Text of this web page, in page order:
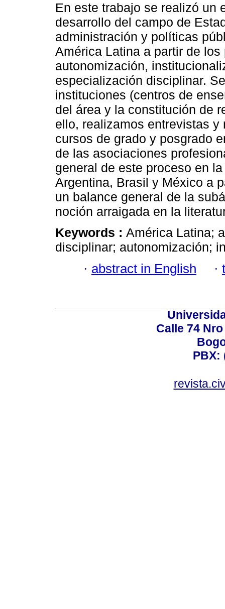
En este trabajo se realizó un
desarrollo del campo de
administración y políticas
América Latina a partir de los
autonomización,
especialización disciplinar.
instituciones (centros de
del área y la constitución de
ello, realizamos entrevistas
cursos de grado y posgrado
de las asociaciones
general de este proceso en
Argentina, Brasil y México a
un balance general de la
noción arraigada en la
Keywords : América Latina;
disciplinar; autonomización;
· abstract in English ·
Calle 74
PBX: